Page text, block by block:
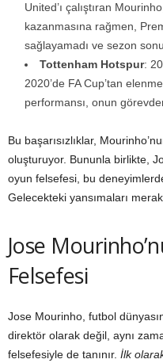
United’ı çalıştıran
kazanmasına rağmen,
sağlayamadı ve sezon
Tottenham Hotspur:
2020’de FA Cup’tan
performansı, onun
Bu başarısızlıklar,
oluşturuyor. Bununla birlikte,
oyun felsefesi, bu
Gelecekteki yansımaları
Jose
Felsefesi
Jose Mourinho, futbol
direktör olarak değil, aynı
felsefesiyle de tanınır. İlk